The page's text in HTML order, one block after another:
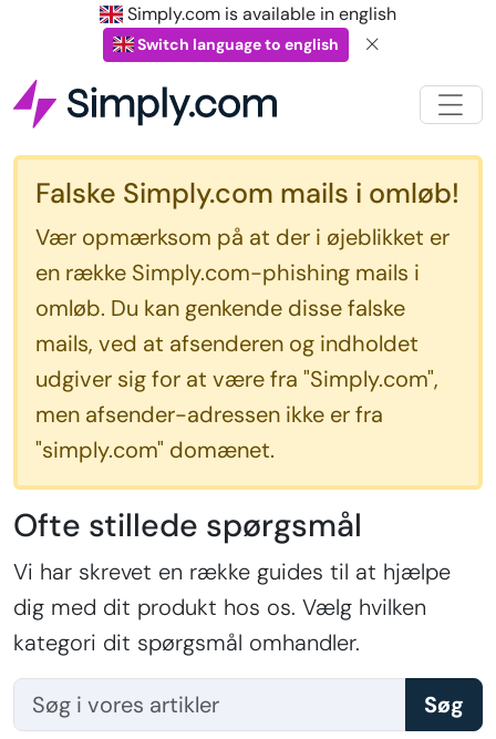
Simply.com is available in english
Switch language to english
Falske Simply.com mails i omløb!
Vær opmærksom på at der i øjeblikket er
en række Simply.com-phishing mails i
omløb. Du kan genkende disse falske
mails, ved at afsenderen og indholdet
udgiver sig for at være fra "Simply.com",
men afsender-adressen ikke er fra
"simply.com" domænet.
Ofte stillede spørgsmål
Vi har skrevet en række guides til at hjælpe
dig med dit produkt hos os. Vælg hvilken
kategori dit spørgsmål omhandler.
Søg